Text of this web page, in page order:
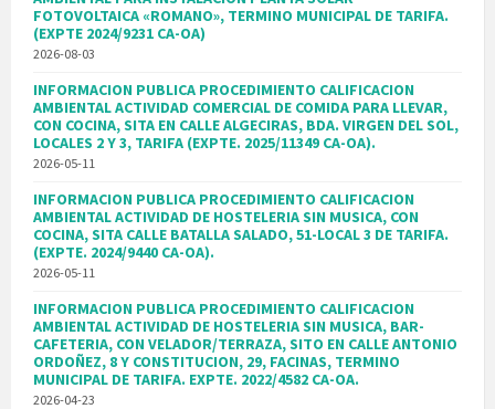
FOTOVOLTAICA «ROMANO», TERMINO MUNICIPAL DE TARIFA.
(EXPTE 2024/9231 CA-OA)
2026-08-03
INFORMACION PUBLICA PROCEDIMIENTO CALIFICACION
AMBIENTAL ACTIVIDAD COMERCIAL DE COMIDA PARA LLEVAR,
CON COCINA, SITA EN CALLE ALGECIRAS, BDA. VIRGEN DEL SOL,
LOCALES 2 Y 3, TARIFA (EXPTE. 2025/11349 CA-OA).
2026-05-11
INFORMACION PUBLICA PROCEDIMIENTO CALIFICACION
AMBIENTAL ACTIVIDAD DE HOSTELERIA SIN MUSICA, CON
COCINA, SITA CALLE BATALLA SALADO, 51-LOCAL 3 DE TARIFA.
(EXPTE. 2024/9440 CA-OA).
2026-05-11
INFORMACION PUBLICA PROCEDIMIENTO CALIFICACION
AMBIENTAL ACTIVIDAD DE HOSTELERIA SIN MUSICA, BAR-
CAFETERIA, CON VELADOR/TERRAZA, SITO EN CALLE ANTONIO
ORDOÑEZ, 8 Y CONSTITUCION, 29, FACINAS, TERMINO
MUNICIPAL DE TARIFA. EXPTE. 2022/4582 CA-OA.
2026-04-23